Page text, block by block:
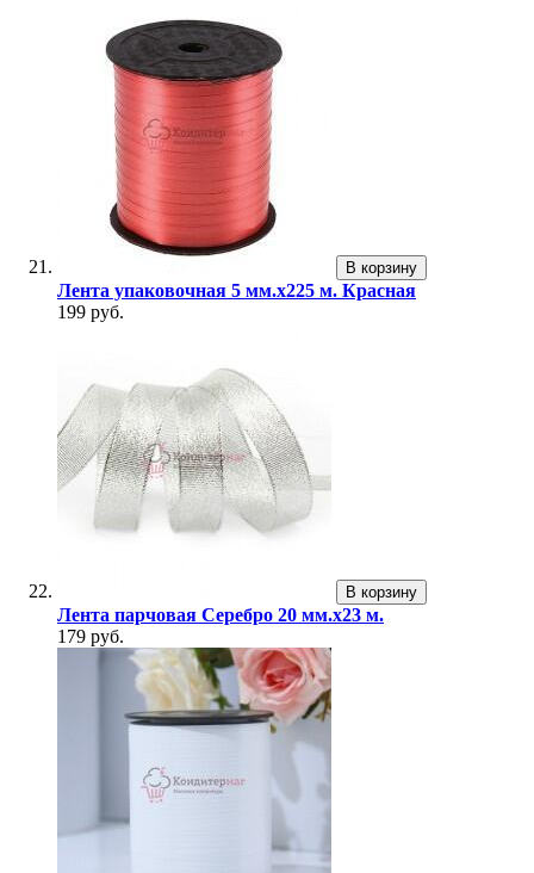
В корзину
Лента упаковочная 5 мм.х225 м. Красная
199 руб.
В корзину
Лента парчовая Серебро 20 мм.х23 м.
179 руб.